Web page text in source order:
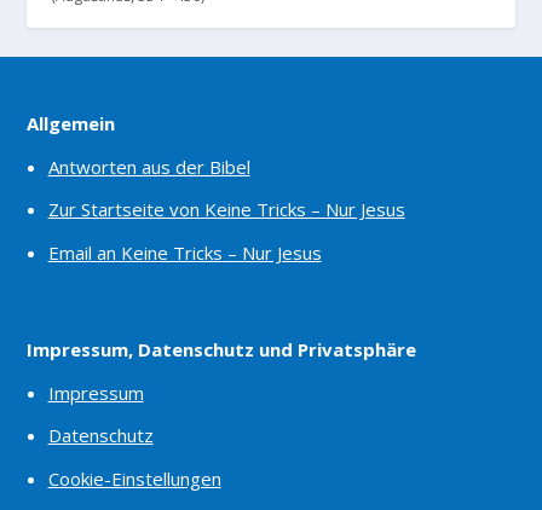
Allgemein
Antworten aus der Bibel
Zur Startseite von Keine Tricks – Nur Jesus
Email an Keine Tricks – Nur Jesus
Impressum, Datenschutz und Privatsphäre
Impressum
Datenschutz
Cookie-Einstellungen